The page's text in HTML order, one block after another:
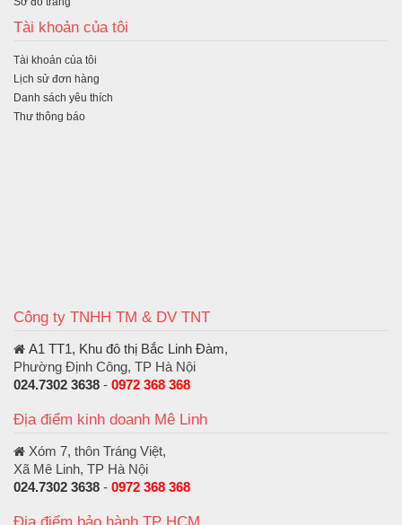
Tài khoản của tôi
Tài khoản của tôi
Lịch sử đơn hàng
Danh sách yêu thích
Thư thông báo
Công ty TNHH TM & DV TNT
A1 TT1, Khu đô thị Bắc Linh Đàm,
Phường Định Công, TP Hà Nội
024.7302 3638 - 0972 368 368
Địa điểm kinh doanh Mê Linh
Xóm 7, thôn Tráng Việt,
Xã Mê Linh, TP Hà Nội
024.7302 3638 - 0972 368 368
Địa điểm bảo hành TP HCM